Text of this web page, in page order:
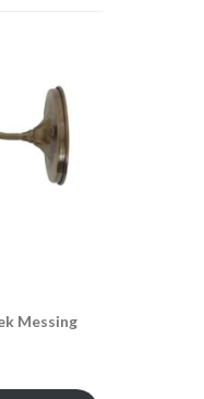
Messing